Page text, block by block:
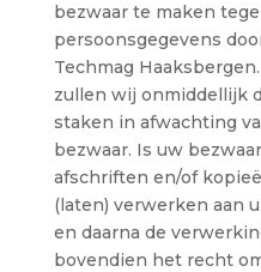
bezwaar te maken
persoonsgegevens
Techmag
zullen wij onmiddellijk
staken in afwachting
bezwaar. Is uw
afschriften en/of
(laten) verwerken aan
en daarna de
bovendien het recht